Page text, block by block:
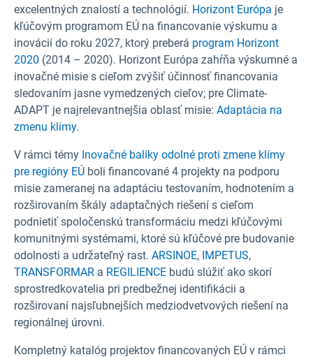
excelentných znalostí a technológií. Horizont Európa je
kľúčovým programom EÚ na financovanie výskumu a
inovácií do roku 2027, ktorý preberá program Horizont
2020 (2014 – 2020). Horizont Európa zahŕňa výskumné a
inovačné misie s cieľom zvýšiť účinnosť financovania
sledovaním jasne vymedzených cieľov; pre Climate-
ADAPT je najrelevantnejšia oblasť misie: Adaptácia na
zmenu klímy.
V rámci témy Inovačné balíky odolné proti zmene klímy
pre regióny EÚ boli financované 4 projekty na podporu
misie zameranej na adaptáciu testovaním, hodnotením a
rozširovaním škály adaptačných riešení s cieľom
podnietiť spoločenskú transformáciu medzi kľúčovými
komunitnými systémami, ktoré sú kľúčové pre budovanie
odolnosti a udržateľný rast. ARSINOE, IMPETUS,
TRANSFORMAR a REGILIENCE budú slúžiť ako skorí
sprostredkovatelia pri predbežnej identifikácii a
rozširovaní najsľubnejších medziodvetvových riešení na
regionálnej úrovni.
Kompletný katalóg projektov financovaných EÚ v rámci